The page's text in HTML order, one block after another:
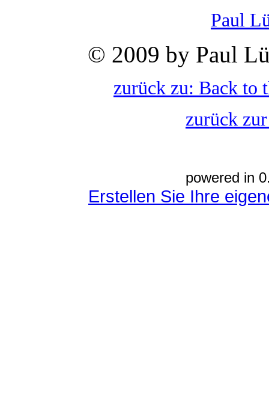
Paul
© 2009 by Paul
zurück zu: Back to
zurück
powered in
Erstellen Sie Ihre